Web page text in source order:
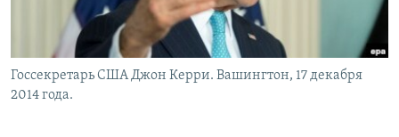
Հայերեն
English
Русский
Госсекретарь США Джон Керри. Вашингтон, 17 декабря
2014 года.